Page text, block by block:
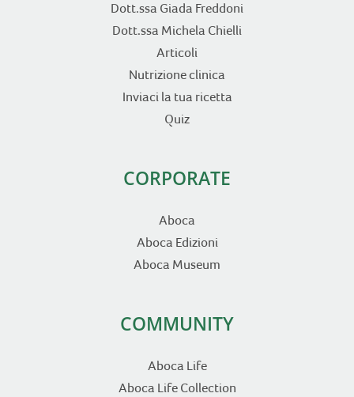
Dott.ssa Giada Freddoni
Dott.ssa Michela Chielli
Articoli
Nutrizione clinica
Inviaci la tua ricetta
Quiz
CORPORATE
Aboca
Aboca Edizioni
Aboca Museum
COMMUNITY
Aboca Life
Aboca Life Collection